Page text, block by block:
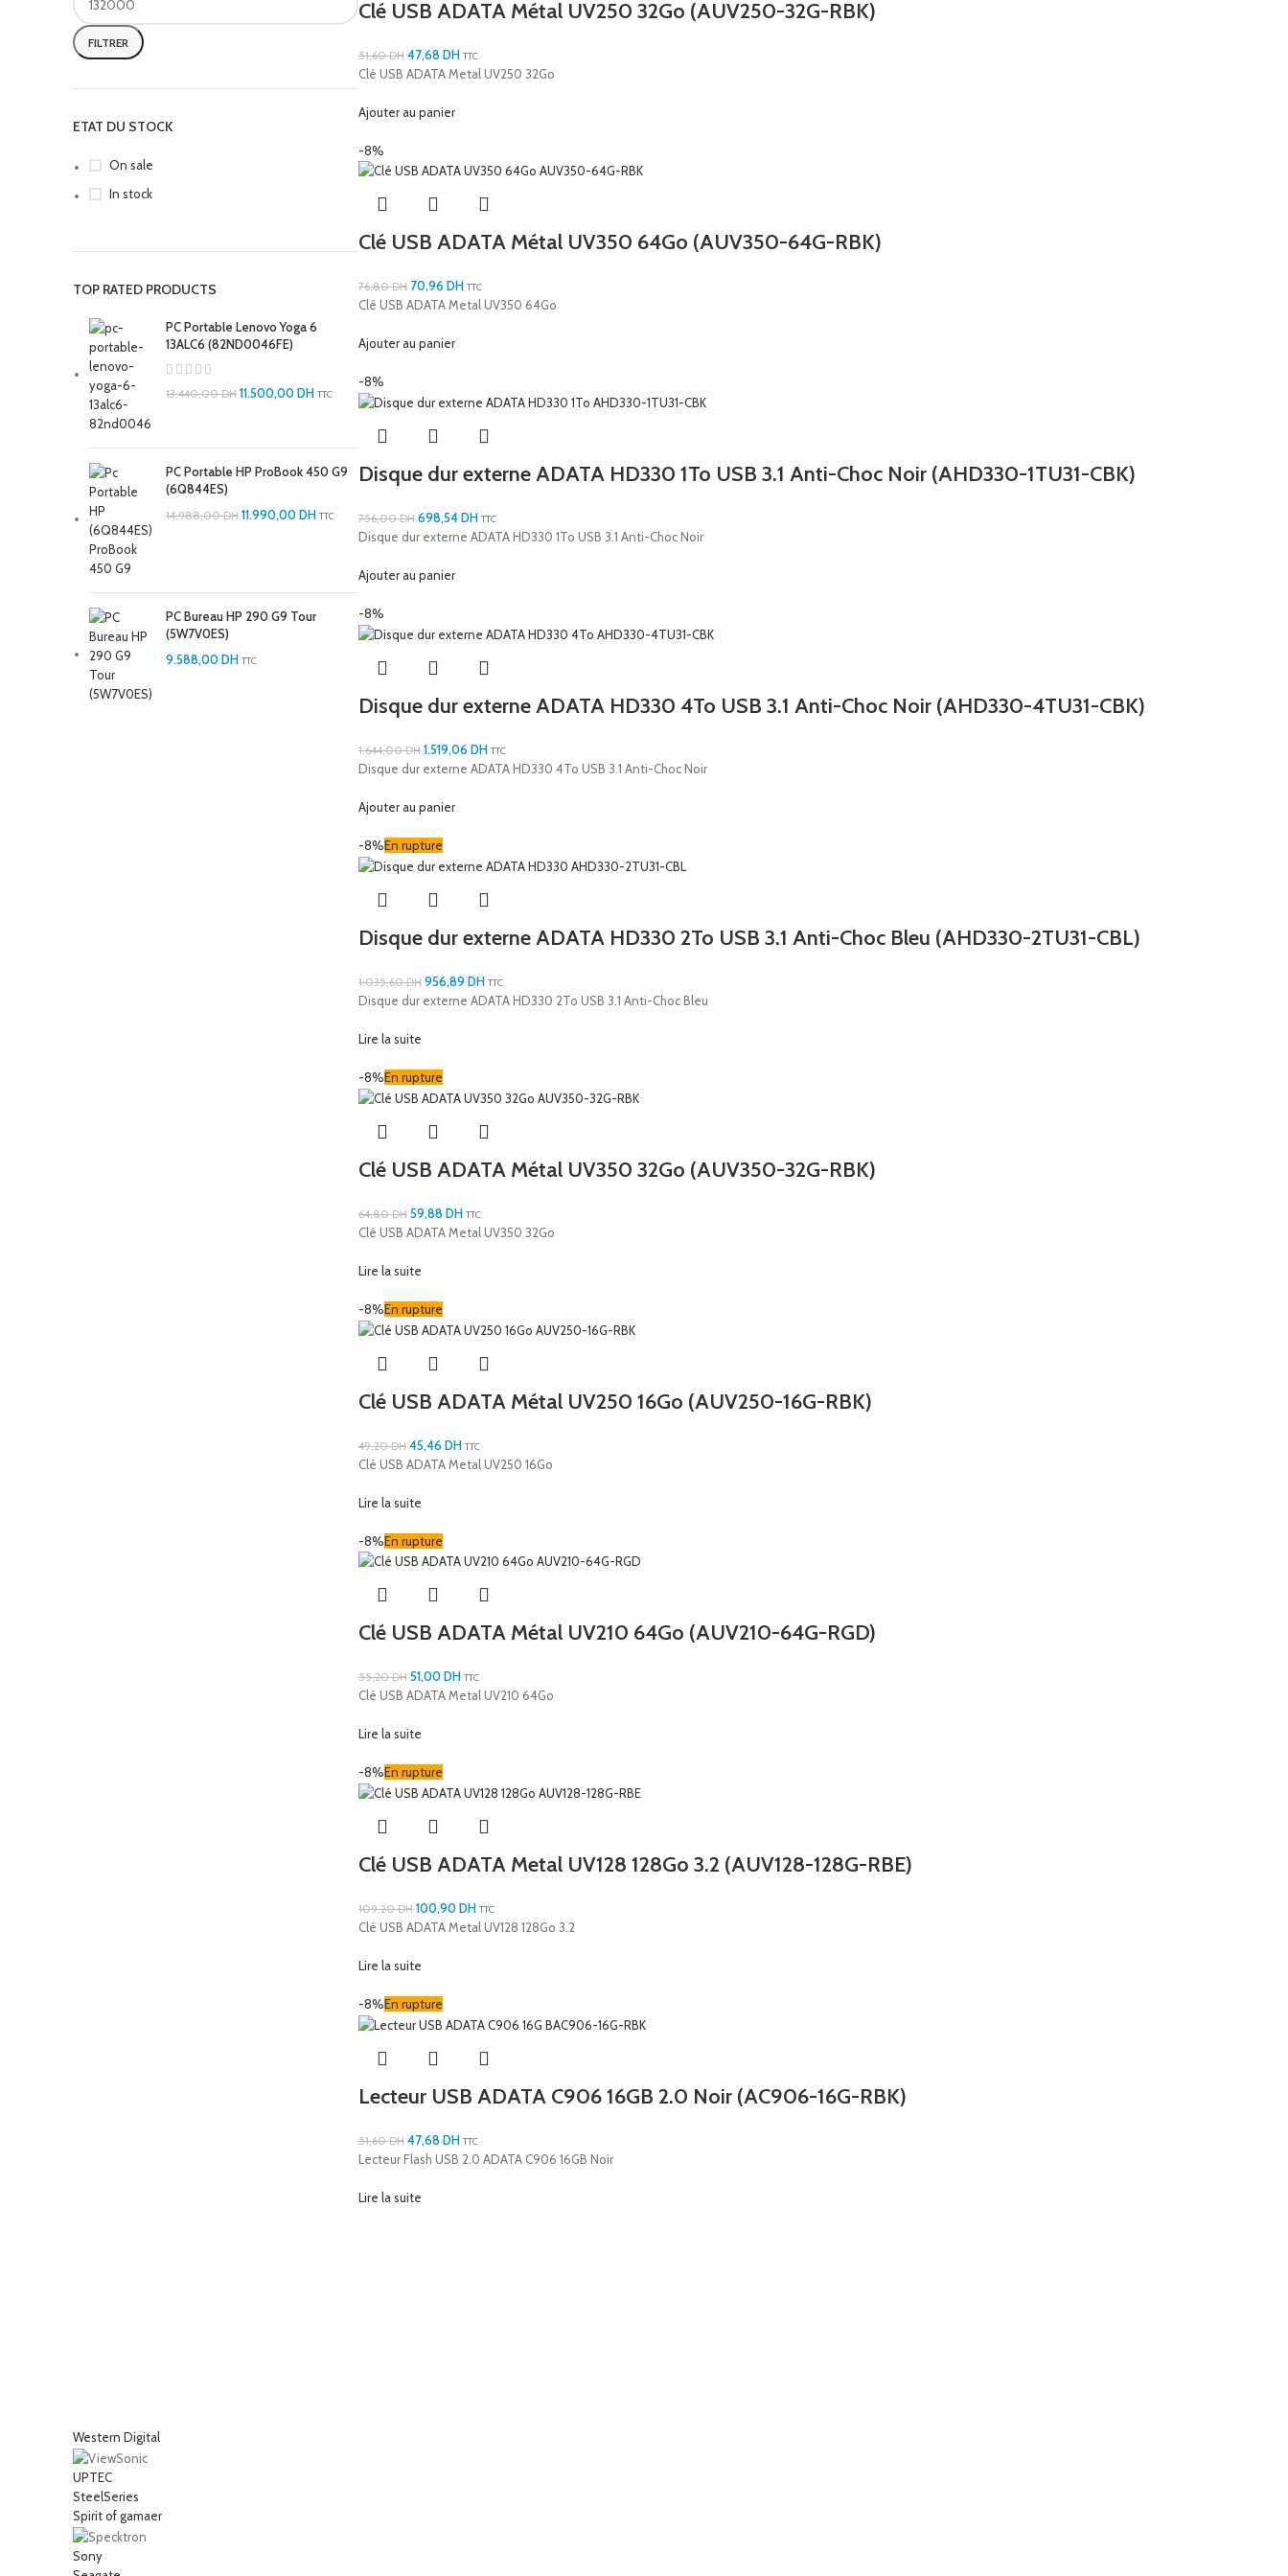
FILTRER
ETAT DU STOCK
On sale
In stock
TOP RATED PRODUCTS
PC Portable Lenovo Yoga 6
13ALC6 (82ND0046FE)
13.440,00DH 11.500,00DH TTC
PC Portable HP ProBook 450 G9
(6Q844ES)
14.988,00DH 11.990,00DH TTC
PC Bureau HP 290 G9 Tour
(5W7V0ES)
9.588,00DH TTC
Clé USB ADATA Métal UV250 32Go (AUV250-32G-RBK)
51,60DH 47,68 DH TTC
Clé USB ADATA Metal UV250 32Go
Ajouter au panier
-8%
Clé USB ADATA Métal UV350 64Go (AUV350-64G-RBK)
76,80DH 70,96 DH TTC
Clé USB ADATA Metal UV350 64Go
Ajouter au panier
-8%
Disque dur externe ADATA HD330 1To USB 3.1 Anti-Choc Noir (AHD330-1TU31-CBK)
756,00DH 698,54DH TTC
Disque dur externe ADATA HD330 1To USB 3.1 Anti-Choc Noir
Ajouter au panier
-8%
Disque dur externe ADATA HD330 4To USB 3.1 Anti-Choc Noir (AHD330-4TU31-CBK)
1.644,00DH 1.519,06 DH TTC
Disque dur externe ADATA HD330 4To USB 3.1 Anti-Choc Noir
Ajouter au panier
-8%En rupture
Disque dur externe ADATA HD330 2To USB 3.1 Anti-Choc Bleu (AHD330-2TU31-CBL)
1.035,60DH 956,89DH TTC
Disque dur externe ADATA HD330 2To USB 3.1 Anti-Choc Bleu
Lire la suite
-8%En rupture
Clé USB ADATA Métal UV350 32Go (AUV350-32G-RBK)
64,80DH 59,88 DH TTC
Clé USB ADATA Metal UV350 32Go
Lire la suite
-8%En rupture
Clé USB ADATA Métal UV250 16Go (AUV250-16G-RBK)
49,20DH 45,46 DH TTC
Clé USB ADATA Metal UV250 16Go
Lire la suite
-8%En rupture
Clé USB ADATA Métal UV210 64Go (AUV210-64G-RGD)
55,20DH 51,00DH TTC
Clé USB ADATA Metal UV210 64Go
Lire la suite
-8%En rupture
Clé USB ADATA Metal UV128 128Go 3.2 (AUV128-128G-RBE)
109,20DH 100,90DH TTC
Clé USB ADATA Metal UV128 128Go 3.2
Lire la suite
-8%En rupture
Lecteur USB ADATA C906 16GB 2.0 Noir (AC906-16G-RBK)
51,60DH 47,68 DH TTC
Lecteur Flash USB 2.0 ADATA C906 16GB Noir
Lire la suite
Western Digital
UPTEC
SteelSeries
Spirit of gamaer
Sony